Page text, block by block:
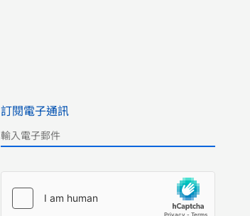
訂閱電子通訊